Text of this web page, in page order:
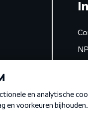
Privacybeleid